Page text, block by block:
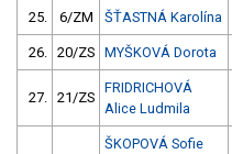
25. 6/ZM ŠŤASTNÁ Karolína
26. 20/ZS MYŠKOVÁ Dorota
27. 21/ZS
FRIDRICHOVÁ
Alice Ludmila
ŠKOPOVÁ Sofie